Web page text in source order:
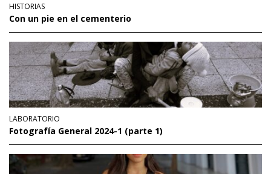
HISTORIAS
Con un pie en el cementerio
LABORATORIO
Fotografía General 2024-1 (parte 1)